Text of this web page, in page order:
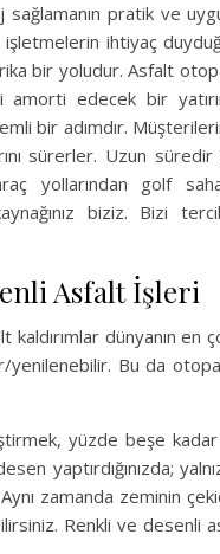
sağlamanın pratik ve
ihtiyaç
bir yoludur. Asfalt
amorti edecek bir
bir adımdır.
sürerler. Uzun
yollarından golf
biziz. Bizi
Asfalt İşleri
dünyanın en
yenilenebilir. Bu da
yüzde beşe
yaptırdığınızda;
zamanda zeminin
Renkli ve desenli